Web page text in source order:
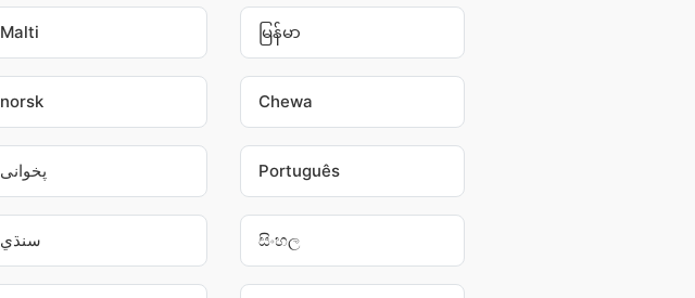
Malti မြန်မာ
norsk Chewa
پخوانی Português
سنڌي සිංහල